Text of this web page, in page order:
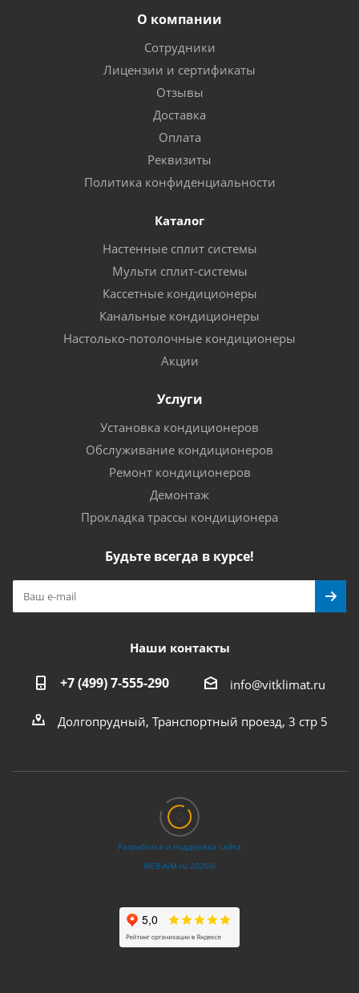
О компании
Сотрудники
Лицензии и сертификаты
Отзывы
Доставка
Оплата
Реквизиты
Политика конфиденциальности
Каталог
Настенные сплит системы
Мульти сплит-системы
Кассетные кондиционеры
Канальные кондиционеры
Настолько-потолочные кондиционеры
Акции
Услуги
Установка кондиционеров
Обслуживание кондиционеров
Ремонт кондиционеров
Демонтаж
Прокладка трассы кондиционера
Будьте всегда в курсе!
Наши контакты
+7 (499) 7-555-290 info@vitklimat.ru
Долгопрудный, Транспортный проезд, 3 стр 5
Разработка и поддержка сайта
WEB‑AiM.ru 2026©